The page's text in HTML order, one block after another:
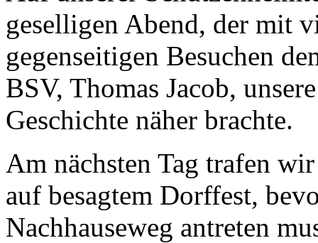
geselligen Abend, der mit
gegenseitigen Besuchen
BSV, Thomas Jacob,
Geschichte näher brachte.
Am nächsten Tag trafen
auf besagtem Dorffest,
Nachhauseweg antreten